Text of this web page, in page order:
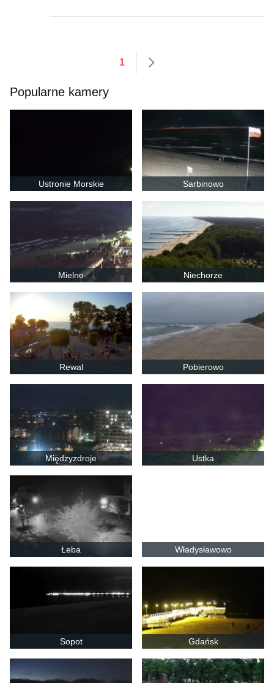
1
Popularne kamery
Ustronie Morskie Sarbinowo
Mielno Niechorze
Rewal Pobierowo
Międzyzdroje Ustka
Łeba Władysławowo
Sopot Gdańsk